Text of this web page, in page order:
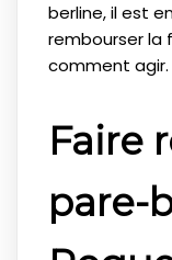
berline, il est
rembourser la
comment agir.
Faire
pare-